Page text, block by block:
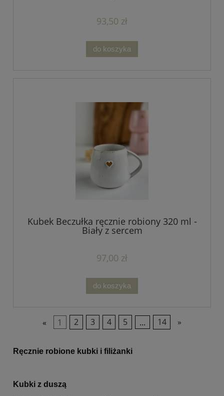
93,50 zł
do koszyka
Kubek Beczułka ręcznie robiony 320 ml -
Biały z sercem
97,00 zł
do koszyka
« 1 2 3 4 5 ... 14 »
Ręcznie robione kubki i filiżanki
Kubki z duszą